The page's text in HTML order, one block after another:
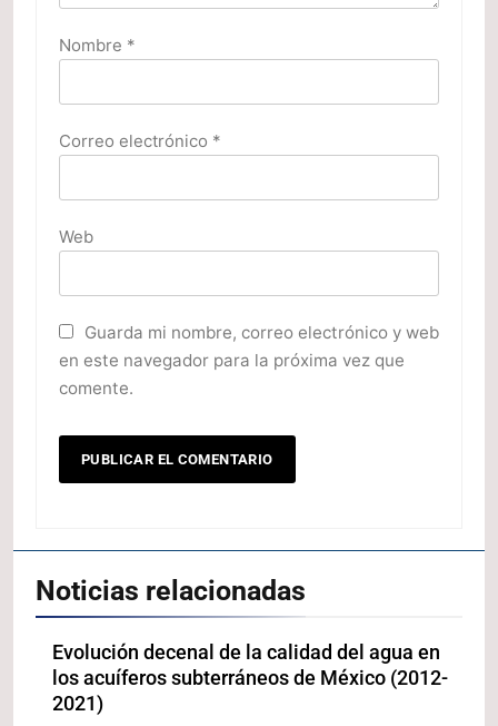
Nombre *
Correo electrónico *
Web
Guarda mi nombre, correo electrónico y web
en este navegador para la próxima vez que
comente.
Noticias relacionadas
Evolución decenal de la calidad del agua en
los acuíferos subterráneos de México (2012-
2021)